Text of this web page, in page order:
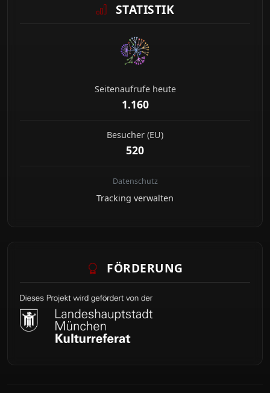
STATISTIK
Seitenaufrufe heute
1.160
Besucher (EU)
520
Datenschutz
Tracking verwalten
FÖRDERUNG